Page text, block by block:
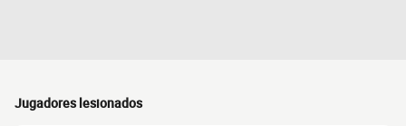
Jugadores lesionados